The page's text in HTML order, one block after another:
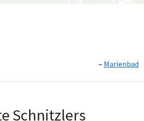
Marienbad
Schnitzlers